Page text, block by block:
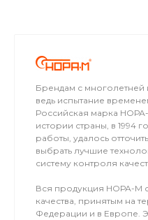
Брендам с многолетней
ведь испытание
Российская марка
истории страны, в 1994
работы, удалось
выбрать лучшие
систему контроля
Вся продукция НОРА-М
качества, принятым на
Федерации и в Европе.